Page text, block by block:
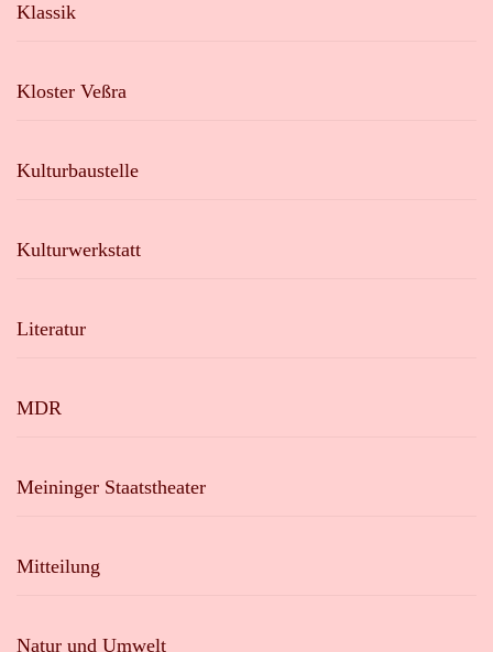
Klassik
Kloster Veßra
Kulturbaustelle
Kulturwerkstatt
Literatur
MDR
Meininger Staatstheater
Mitteilung
Natur und Umwelt